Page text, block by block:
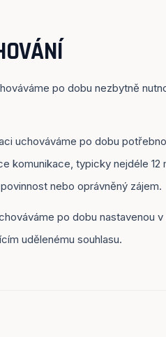
po dobu nezbytně
uchováváme po dobu
komunikace, typicky nejdéle 12
nebo oprávněný zájem.
po dobu nastavenou
udělenému souhlasu.